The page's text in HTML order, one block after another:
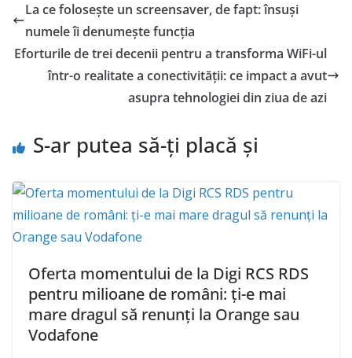
La ce folosește un screensaver, de fapt: însuși
numele îi denumește funcția
Eforturile de trei decenii pentru a transforma WiFi-ul
într-o realitate a conectivității: ce impact a avut
asupra tehnologiei din ziua de azi
S-ar putea să-ți placă și
Oferta momentului de la Digi RCS RDS
pentru milioane de români: ți-e mai
mare dragul să renunți la Orange sau
Vodafone